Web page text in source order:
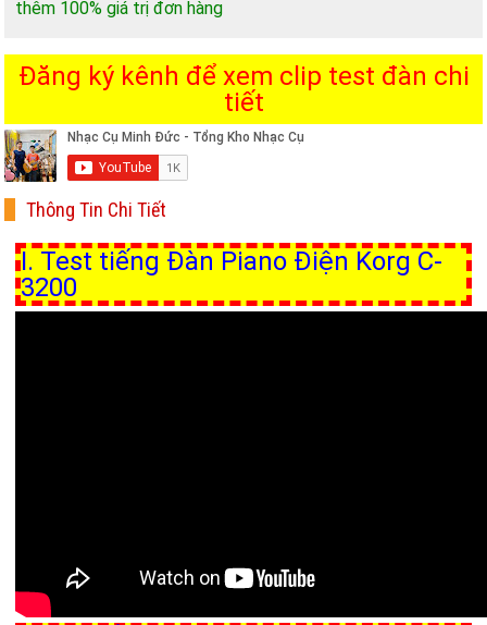
thêm 100% giá trị đơn hàng
Đăng ký kênh để xem clip test đàn chi
tiết
Thông Tin Chi Tiết
I. Test tiếng Đàn Piano Điện Korg C-
3200